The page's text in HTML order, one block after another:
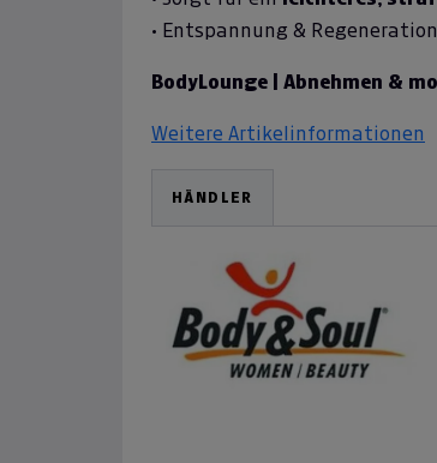
• Entspannung &
BodyLounge | Abnehmen &
Weitere Artikelinformationen
HÄNDLER